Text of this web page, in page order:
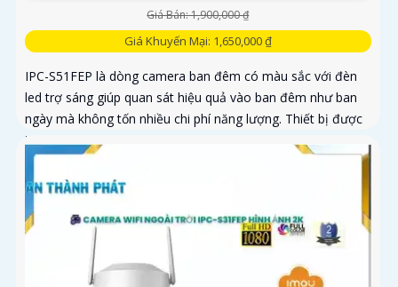
Giá Bán: 1,900,000 ₫
Giá Khuyến Mại: 1,650,000 ₫
IPC-S51FEP là dòng camera ban đêm có màu sắc với đèn
led trợ sáng giúp quan sát hiệu quả vào ban đêm như ban
ngày mà không tốn nhiều chi phí năng lượng. Thiết bị được
trang bị...